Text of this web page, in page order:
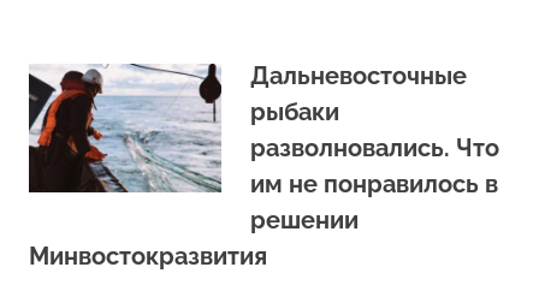
Дальневосточные
рыбаки
разволновались. Что
им не понравилось в
решении
Минвостокразвития